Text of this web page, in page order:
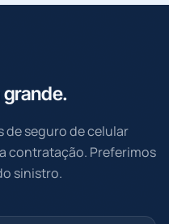
grande.
de seguro de celular
contratação. Preferimos
sinistro.